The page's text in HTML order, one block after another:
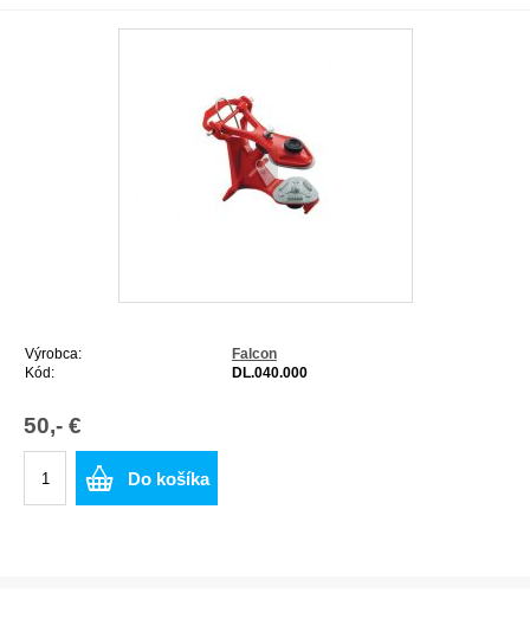
Výrobca:
Falcon
Kód:
DL.040.000
50,- €
Do košíka